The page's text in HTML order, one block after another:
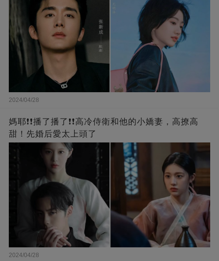
2024/04/28
媽耶❗❗播了播了❗❗高冷侍衛和他的小嬌妻，高撩高
甜！先婚后愛太上頭了
2024/04/28